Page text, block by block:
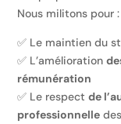
Nous militons pour :
✅ Le maintien du
✅ L’amélioration
rémunération
✅ Le respectde
professionnelle